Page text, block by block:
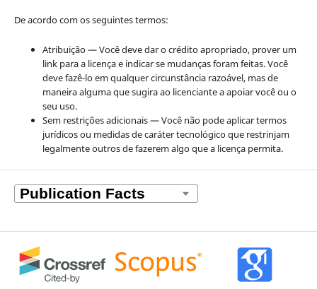
De acordo com os seguintes termos:
Atribuição — Você deve dar o crédito apropriado, prover um
link para a licença e indicar se mudanças foram feitas. Você
deve fazê-lo em qualquer circunstância razoável, mas de
maneira alguma que sugira ao licenciante a apoiar você ou o
seu uso.
Sem restrições adicionais — Você não pode aplicar termos
jurídicos ou medidas de caráter tecnológico que restrinjam
legalmente outros de fazerem algo que a licença permita.